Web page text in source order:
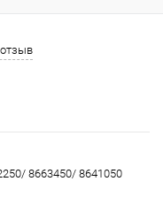
8663450/ 8641050